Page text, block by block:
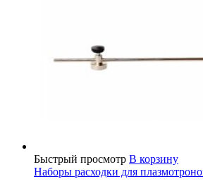
Быстрый просмотр В корзину
Наборы расходки для